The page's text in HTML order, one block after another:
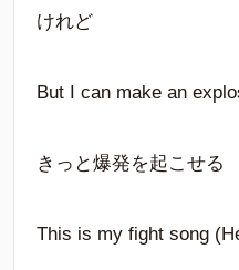
けれど
But I can make an
きっと爆発を起こせる
This is my fight song